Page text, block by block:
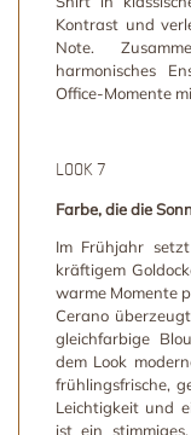
Kontrast und
Note.
harmonisches
Office-Momente
LOOK 7
Farbe, die die
Im Frühjahr
kräftigem
warme Momente
Cerano
gleichfarbige
dem Look
frühlingsfrische,
Leichtigkeit und
ist ein